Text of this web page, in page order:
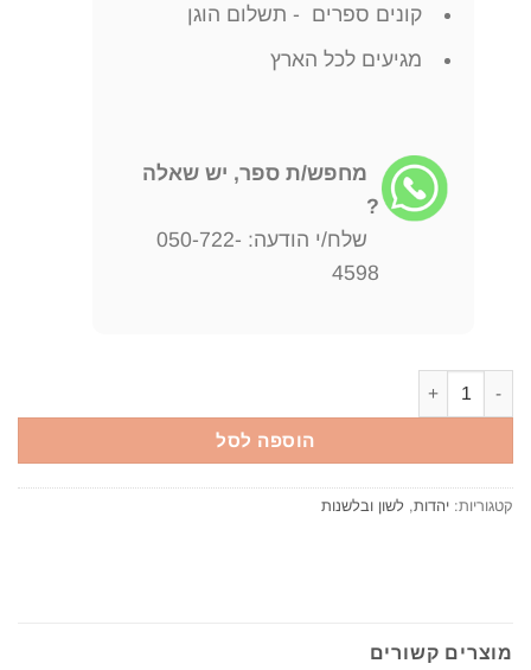
קונים ספרים - תשלום הוגן
מגיעים לכל הארץ
מחפש/ת ספר, יש שאלה
?
שלח/י הודעה: 050-722-
4598
הוספה לסל
קטגוריות: יהדות, לשון ובלשנות
מוצרים קשורים